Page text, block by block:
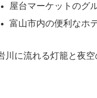
屋台マーケットのグ
富山市内の便利なホ
川に流れる灯籠と夜